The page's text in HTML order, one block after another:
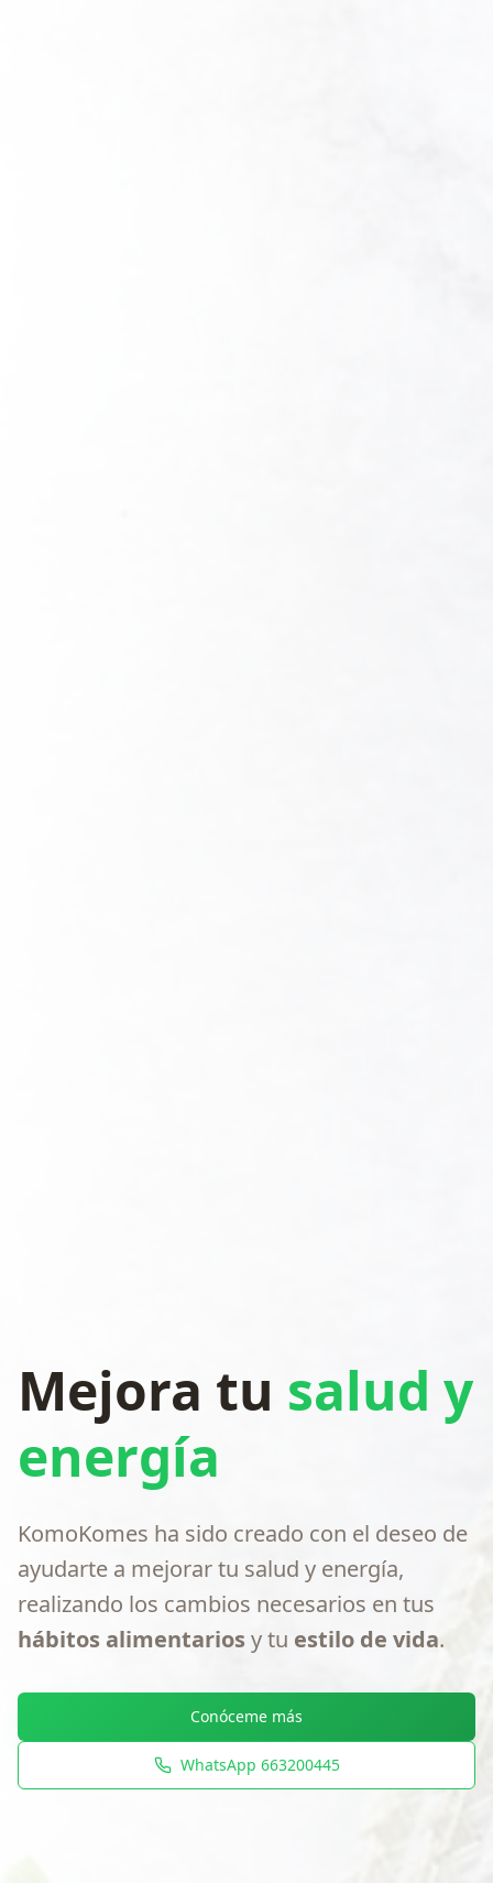
Mejora tu salud y
energía
KomoKomes ha sido creado con el deseo de
ayudarte a mejorar tu salud y energía,
realizando los cambios necesarios en tus
hábitos alimentariosy tu estilo de vida.
Conóceme más
WhatsApp 663200445